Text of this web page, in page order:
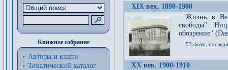
Книжное собрание
Авторы и книги
Тематический каталог
XIX век. 1890-1900
Жизнь в
свободы".
обозрение"
53 фото,
XX век. 1900-1910